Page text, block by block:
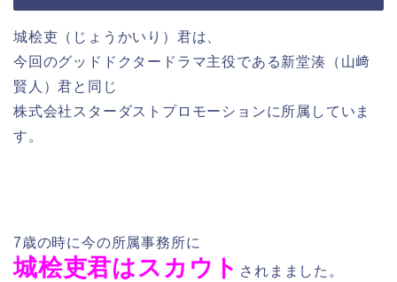
城桧吏（じょうかいり）君は、
今回のグッドドクタードラマ主役である新堂湊（山﨑
賢人）君と同じ
株式会社スターダストプロモーションに所属していま
す。
7歳の時に今の所属事務所に
城桧吏君はスカウト されまました。